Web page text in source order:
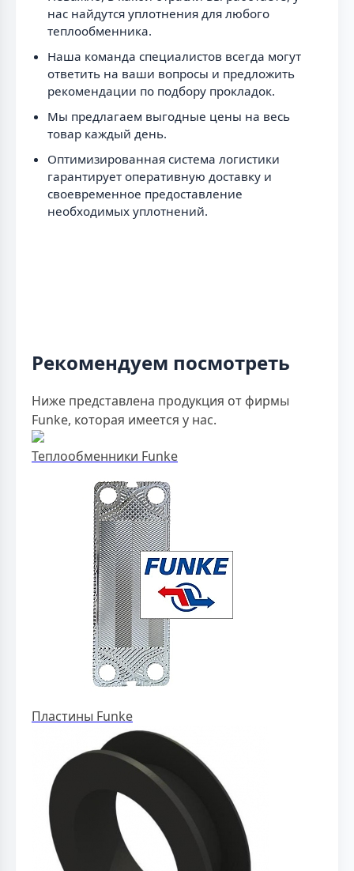
нас найдутся уплотнения для любого
теплообменника.
Наша команда специалистов всегда могут
ответить на ваши вопросы и предложить
рекомендации по подбору прокладок.
Мы предлагаем выгодные цены на весь
товар каждый день.
Оптимизированная система логистики
гарантирует оперативную доставку и
своевременное предоставление
необходимых уплотнений.
Рекомендуем посмотреть
Ниже представлена продукция от фирмы
Funke, которая имеется у нас.
Теплообменники Funke
Пластины Funke